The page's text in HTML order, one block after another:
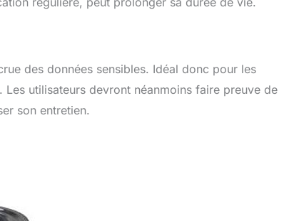
des données sensibles. Idéal donc pour les
utilisateurs devront néanmoins faire preuve de
son entretien.